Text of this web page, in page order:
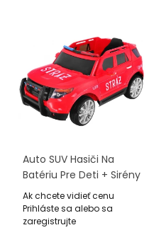
Auto SUV Hasiči Na
Batériu Pre Deti + Sirény
+ Svietidlá + Megafón +
Ovládač + Pomalý Štart
+ Nálepky
Ak chcete vidieť cenu
Prihláste sa alebo sa
zaregistrujte